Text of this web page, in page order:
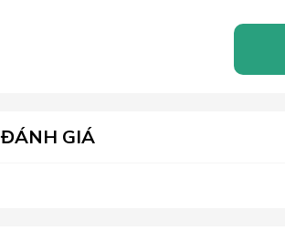
ĐÁNH GIÁ